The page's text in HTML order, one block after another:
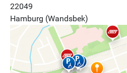
22049
Hamburg (Wandsbek)